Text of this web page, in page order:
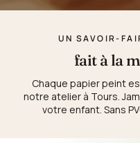
UN SAVOIR-
fait à la
Chaque papier peint
notre atelier à Tours.
votre enfant. Sans